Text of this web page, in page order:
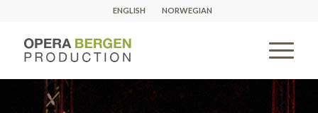
ENGLISH NORWEGIAN